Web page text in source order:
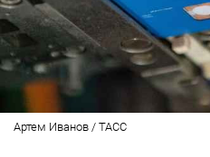
Артем Иванов / ТАСС